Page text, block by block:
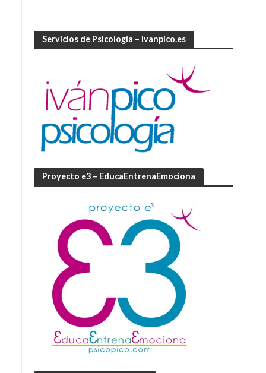
Servicios de Psicología – ivanpico.es
Proyecto e3 – EducaEntrenaEmociona